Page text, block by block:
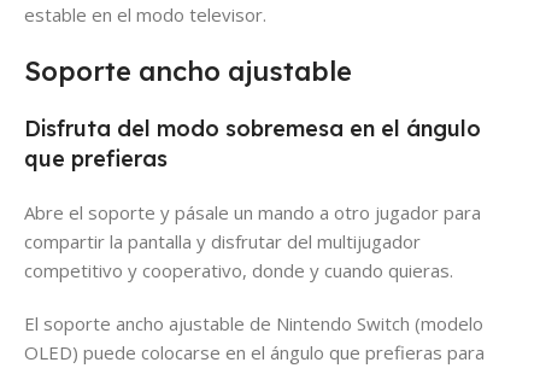
estable en el modo televisor.
Soporte ancho ajustable
Disfruta del modo sobremesa en el ángulo
que prefieras
Abre el soporte y pásale un mando a otro jugador para
compartir la pantalla y disfrutar del multijugador
competitivo y cooperativo, donde y cuando quieras.
El soporte ancho ajustable de Nintendo Switch (modelo
OLED) puede colocarse en el ángulo que prefieras para